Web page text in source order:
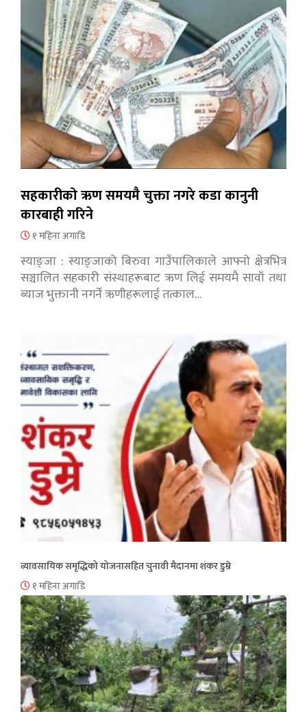
सहकारीको ऋण समयमै चुक्ता नगरे कडा कानुनी
कारबाही गरिने
१ महिना अगाडि
स्याङ्जा : स्याङ्जाको बिरुवा गाउँपालिकाले आफ्नो क्षेत्रभित्र
सञ्चालित सहकारी संस्थाहरूबाट ऋण लिई समयमै सावाँ तथा
ब्याज भुक्तानी नगर्ने ऋणीहरूलाई तत्काल…
व्यावसायिक समृद्धिको योजनासहित चुनावी मैदानमा शंकर डुम्रे
१ महिना अगाडि